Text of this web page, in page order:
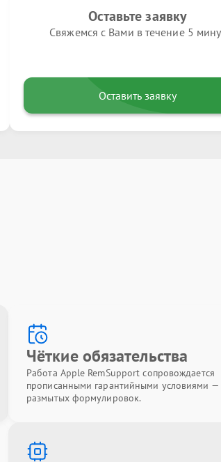
Оставьте заявку
Свяжемся с Вами в течение 5
Оставить заявку
Чёткие обязательства
Работа Apple RemSupport сопровождается
прописанными гарантийными условиями —
размытых формулировок.